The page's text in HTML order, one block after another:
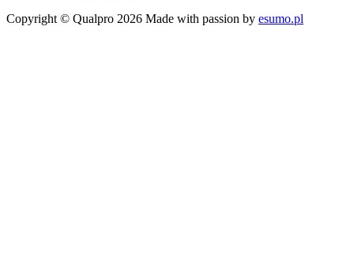
Copyright © Qualpro 2026 Made with passion by esumo.pl